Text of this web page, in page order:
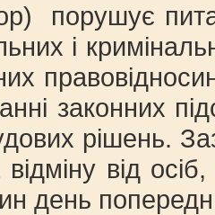
і
законних
рішень.
від
день